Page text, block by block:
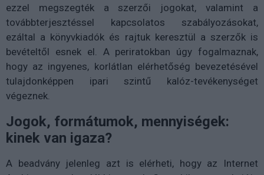
ezzel megszegték a szerzői jogokat, valamint a
továbbterjesztéssel kapcsolatos szabályozásokat,
ezáltal a könyvkiadók és rajtuk keresztül a szerzők is
bevételtől esnek el. A periratokban úgy fogalmaznak,
hogy az ingyenes, korlátlan elérhetőség bevezetésével
tulajdonképpen ipari szintű kalóz-tevékenységet
végeznek.
Jogok, formátumok, mennyiségek:
kinek van igaza?
A beadvány jelenleg azt is elérheti, hogy az Internet